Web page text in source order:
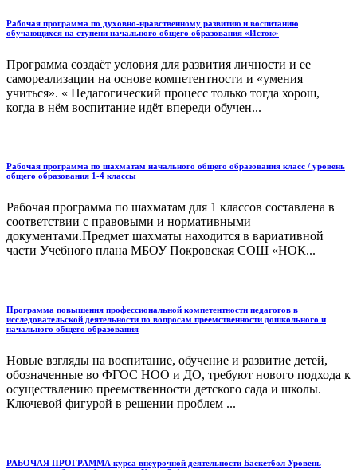
Рабочая программа по духовно-нравственному развитию и воспитанию
обучающихся на ступени начального общего образования «Исток»
Программа создаёт условия для развития личности и ее
самореализации на основе компетентности и «умения
учиться». « Педагогический процесс только тогда хорош,
когда в нём воспитание идёт впереди обучен...
Рабочая программа по шахматам начального общего образования класс / уровень
общего образования 1-4 классы
Рабочая программа по шахматам для 1 классов составлена в
соответствии с правовыми и нормативными
документами.Предмет шахматы находится в вариативной
части Учебного плана МБОУ Покровская СОШ «НОК...
Программа повышения профессиональной компетентности педагогов в
исследовательской деятельности по вопросам преемственности дошкольного и
начального общего образования
Новые взгляды на воспитание, обучение и развитие детей,
обозначенные во ФГОС НОО и ДО, требуют нового подхода к
осуществлению преемственности детского сада и школы.
Ключевой фигурой в решении проблем ...
РАБОЧАЯ ПРОГРАММА курса внеурочной деятельности Баскетбол Уровень